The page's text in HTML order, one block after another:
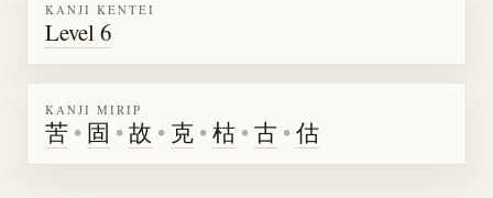
KANJI KENTEI
Level 6
KANJI MIRIP
苦 • 固 •故 • 克 •枯 •古 •估